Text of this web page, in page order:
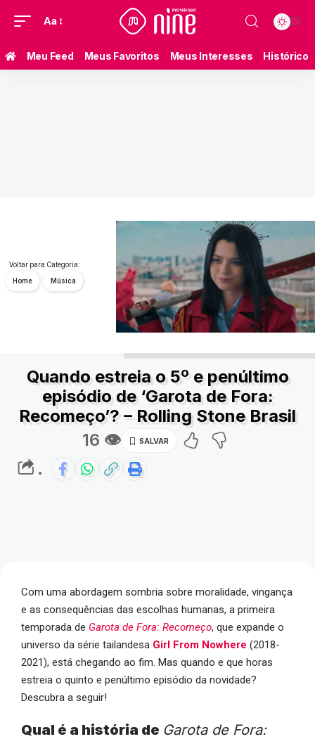
Aa
Meu Feed Meus Favoritos Meus Interesses Histórico
Voltar para Categoria:
Home Música
Quando estreia o 5º e penúltimo
episódio de ‘Garota de Fora:
Recomeço’? – Rolling Stone Brasil
16 👁
.
Com uma abordagem sombria sobre moralidade, vingança
e as consequências das escolhas humanas, a primeira
temporada de Garota de Fora: Recomeço, que expande o
universo da série tailandesa Girl From Nowhere (2018-
2021), está chegando ao fim. Mas quando e que horas
estreia o quinto e penúltimo episódio da novidade?
Descubra a seguir!
Qual é a história de Garota de Fora: